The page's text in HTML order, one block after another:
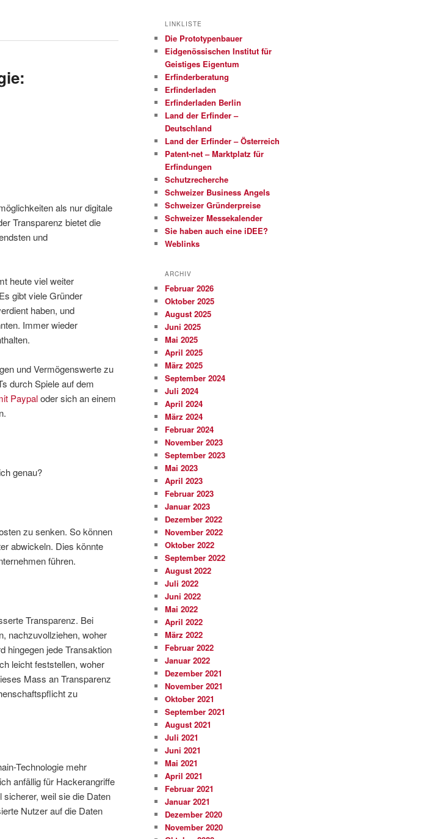
als nur digitale
Transparenz bietet die
und
heute viel weiter
gibt viele Gründer
haben, und
Immer wieder
und Vermögenswerte zu
durch Spiele auf dem
Paypaloder sich an einem
genau?
zu senken. So können
abwickeln. Dies könnte
führen.
Transparenz. Bei
nachzuvollziehen, woher
hingegen jede Transaktion
leicht feststellen, woher
Mass an Transparenz
zu
Technologie mehr
anfällig für Hackerangriffe
weil sie die Daten
Nutzer auf die Daten
LINKLISTE
Die Prototypenbauer
Eidgenössischen Institut für
Geistiges Eigentum
Erfinderberatung
Erfinderladen
Erfinderladen Berlin
Land der Erfinder –
Deutschland
Land der Erfinder – Österreich
Patent-net – Marktplatz für
Erfindungen
Schutzrecherche
Schweizer Business Angels
Schweizer Gründerpreise
Schweizer Messekalender
Sie haben auch eine iDEE?
Weblinks
ARCHIV
Februar 2026
Oktober 2025
August 2025
Juni 2025
Mai 2025
April 2025
März 2025
September 2024
Juli 2024
April 2024
März 2024
Februar 2024
November 2023
September 2023
Mai 2023
April 2023
Februar 2023
Januar 2023
Dezember 2022
November 2022
Oktober 2022
September 2022
August 2022
Juli 2022
Juni 2022
Mai 2022
April 2022
März 2022
Februar 2022
Januar 2022
Dezember 2021
November 2021
Oktober 2021
September 2021
August 2021
Juli 2021
Juni 2021
Mai 2021
April 2021
Februar 2021
Januar 2021
Dezember 2020
November 2020